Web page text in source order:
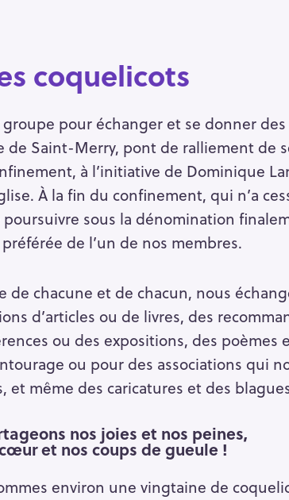
coquelicots
pour échanger et se donner
de Saint-Merry, pont de ralliement de
à l’initiative de Dominique
À la fin du confinement, qui n’a
sous la dénomination
de l’un de nos membres.
de chacune et de chacun, nous
d’articles ou de livres, des
ou des expositions, des poèmes
ou pour des associations qui
et même des caricatures et des
nos joies et nos peines,
et nos coups de gueule !
environ une vingtaine dePress